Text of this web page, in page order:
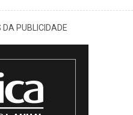
PUBLICIDADE